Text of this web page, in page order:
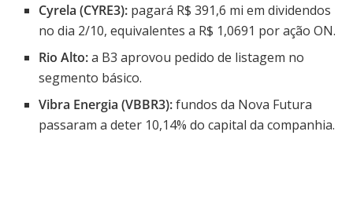
Cyrela (CYRE3): pagará R$ 391,6 mi em dividendos
no dia 2/10, equivalentes a R$ 1,0691 por ação ON.
Rio Alto:a B3 aprovou pedido de listagem no
segmento básico.
Vibra Energia (VBBR3):fundos da Nova Futura
passaram a deter 10,14% do capital da companhia.